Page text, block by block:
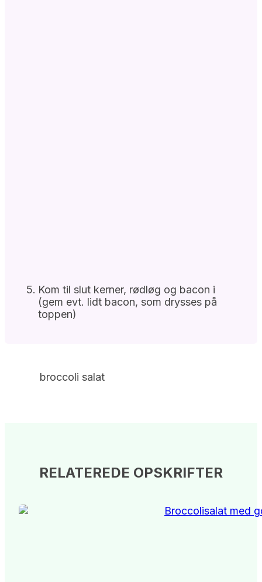
Kom til slut kerner, rødløg og bacon i
(gem evt. lidt bacon, som drysses på
toppen)
broccoli salat
RELATEREDE OPSKRIFTER